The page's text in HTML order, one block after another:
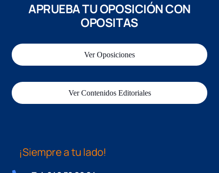
APRUEBA TU OPOSICIÓN CON
OPOSITAS
Ver Oposiciones
Ver Contenidos Editoriales
¡Siempre a tu lado!